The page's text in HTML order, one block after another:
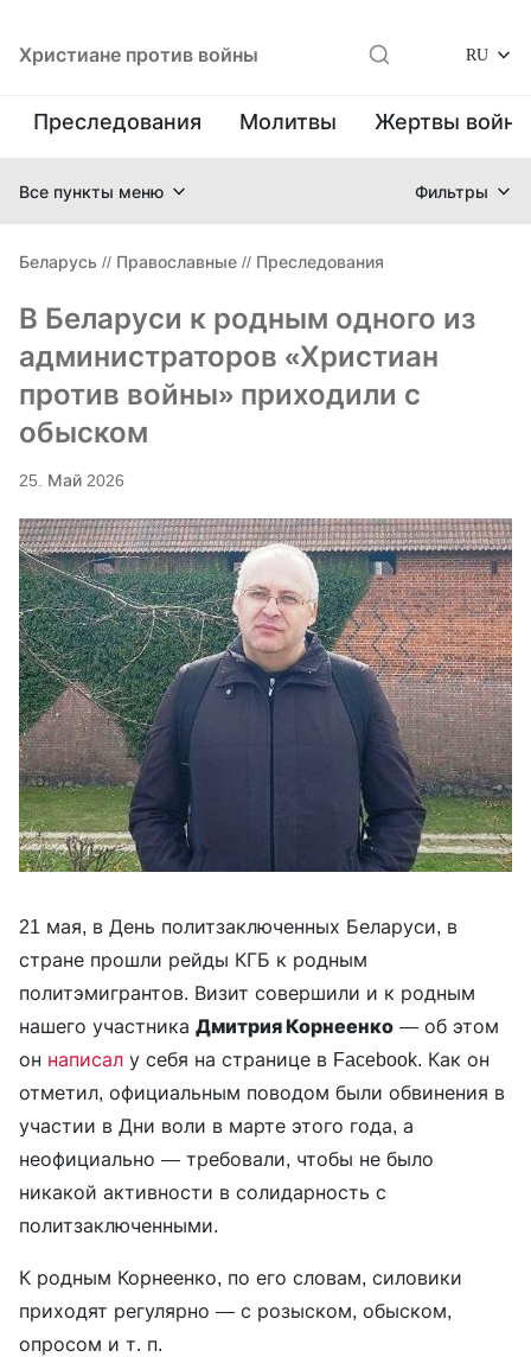
Христиане против войны RU
Преследования Молитвы Жертвы
Все пункты меню Фильтры
Беларусь // Православные // Преследования
В Беларуси к родным одного из
администраторов «Христиан
против войны» приходили с
обыском
25. Май 2026
21 мая, в День политзаключенных Беларуси, в
стране прошли рейды КГБ к родным
политэмигрантов. Визит совершили и к родным
нашего участника Дмитрия Корнеенко — об этом
он написал у себя на странице в Facebook. Как он
отметил, официальным поводом были обвинения в
участии в Дни воли в марте этого года, а
неофициально — требовали, чтобы не было
никакой активности в солидарность с
политзаключенными.
К родным Корнеенко, по его словам, силовики
приходят регулярно — с розыском, обыском,
опросом и т. п.